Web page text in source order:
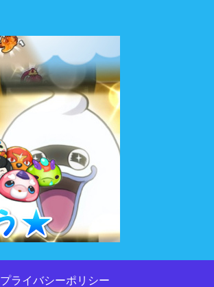
プライバシーポリシー